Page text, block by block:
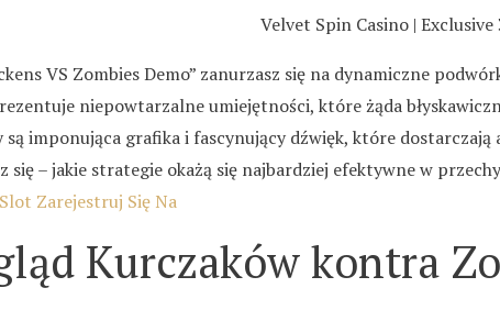
VS Zombies Demo” zanurzasz się na dynamiczne
niepowtarzalne umiejętności, które żąda
imponująca grafika i fascynujący dźwięk, które dostarczają
się – jakie strategie okażą się najbardziej efektywne w
Zarejestruj Się Na
Kurczaków kontra